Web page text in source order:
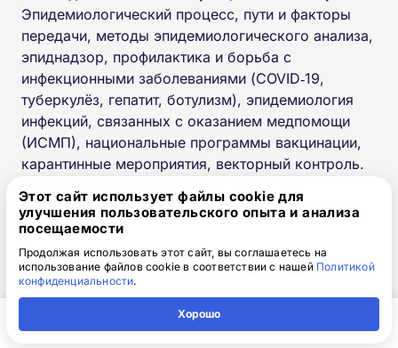
Эпидемиологический процесс, пути и факторы
передачи, методы эпидемиологического анализа,
эпиднадзор, профилактика и борьба с
инфекционными заболеваниями (COVID‑19,
туберкулёз, гепатит, ботулизм), эпидемиология
инфекций, связанных с оказанием медпомощи
(ИСМП), национальные программы вакцинации,
карантинные мероприятия, векторный контроль.
Методы исследований.Статистика
(описательная, аналитическая), корреляционный,
регрессионный анализ, индекс массы тела,
планирование исследований, выборка,
эпидемиологические показатели (интенсивность,
экстенсивность, относительные риски, SMR),
биотестирование, биоиндикаторы, использование
Этот сайт использует файлы cookie для
улучшения пользовательского опыта и анализа
посещаемости
Продолжая использовать этот сайт, вы соглашаетесь на
использование файлов cookie в соответствии с нашей Политикой
конфиденциальности.
Хорошо